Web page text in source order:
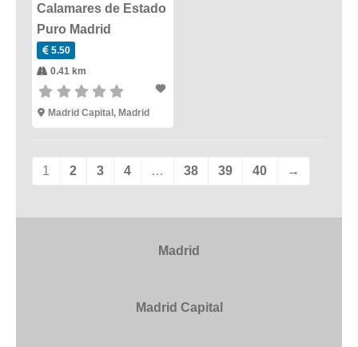
Calamares de Estado
Puro Madrid
5.50
0.41 km
Madrid Capital, Madrid
1 2 3 4 … 38 39 40 →
Madrid
Madrid Capital